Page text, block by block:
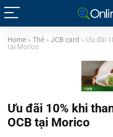
Home » Thẻ » JCB card » Ưu đãi
tại Morico
Ưu đãi 10% khi
OCB tại Morico